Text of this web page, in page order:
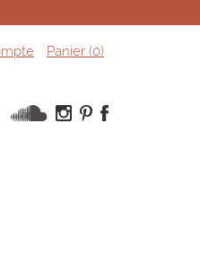
Panier (0)